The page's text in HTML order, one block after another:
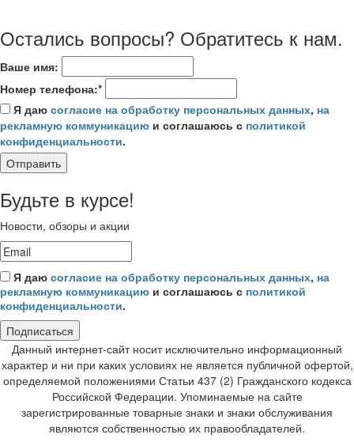
Остались вопросы? Обратитесь к нам.
Ваше имя:
Номер телефона:*
Я даю согласие на обработку персональных данных, на
рекламную коммуникацию и соглашаюсь с политикой
конфиденциальности.
Отправить
Будьте в курсе!
Новости, обзоры и акции
Я даю согласие на обработку персональных данных, на
рекламную коммуникацию и соглашаюсь с политикой
конфиденциальности.
Подписаться
Данный интернет-сайт носит исключительно информационный
характер и ни при каких условиях не является публичной офертой,
определяемой положениями Статьи 437 (2) Гражданского кодекса
Российской Федерации. Упоминаемые на сайте
зарегистрированные товарные знаки и знаки обслуживания
являются собственностью их правообладателей.